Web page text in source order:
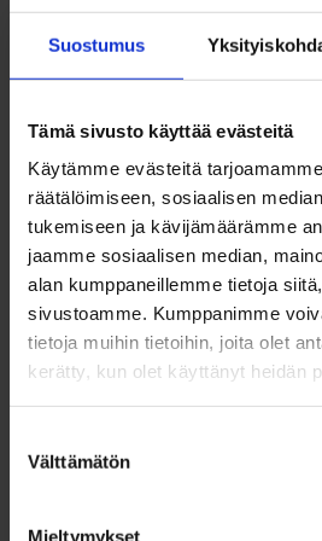
Suostumus
Tämä sivusto käyttää evästeitä
Käytämme evästeitä
räätälöimiseen, sosiaalisen
tukemiseen ja kävijämäärämme
jaamme sosiaalisen median,
alan kumppaneillemme tietoja
sivustoamme. Kumppanimme
tietoja muihin tietoihin, joita olet
kerätty, kun olet käyttänyt heidän
valinta
Välttämätön
Mieltymykset
Oulun lentokentälle.
kanssa. Tiiviissä
pohdittu, miten Finnair
paremmin Oulussa toimivien
elinkeinoelämän, turismin,
tarpeisiin. Alueen
sujuvat yhteydet maailmalle.
– 15 prosentin lisäys